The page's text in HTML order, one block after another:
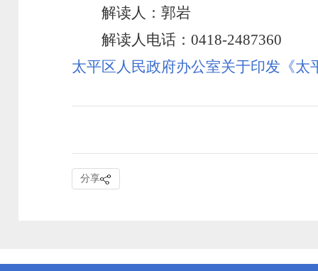
解读人：郭岩
解读人电话： 0418-2487360
太平区人民政府办公室关于印发《
分享